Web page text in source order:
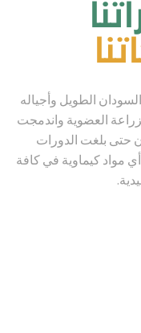
الطويل وأجياله
العضوية واندمجت
حتى بلغت الدورات
أي مواد كيماوية في كافة